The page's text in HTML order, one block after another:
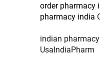
order pharmacy
pharmacy india
indian
UsaIndiaPharm